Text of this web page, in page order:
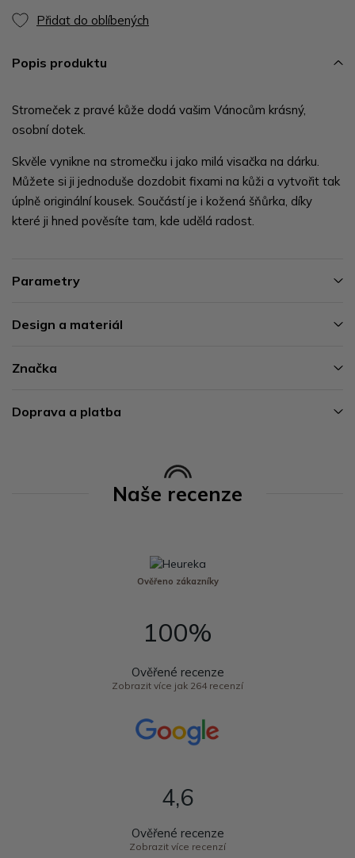
Přidat do oblíbených
Popis produktu
Stromeček z pravé kůže dodá vašim Vánocům krásný,
osobní dotek.
Skvěle vynikne na stromečku i jako milá visačka na dárku.
Můžete si ji jednoduše dozdobit fixami na kůži a vytvořit tak
úplně originální kousek. Součástí je i kožená šňůrka, díky
které ji hned pověsíte tam, kde udělá radost.
Parametry
Design a materiál
Značka
Doprava a platba
Naše recenze
Ověřeno zákazníky
100%
Ověřené recenze
Zobrazit více jak 264 recenzí
4,6
Ověřené recenze
Zobrazit více recenzí